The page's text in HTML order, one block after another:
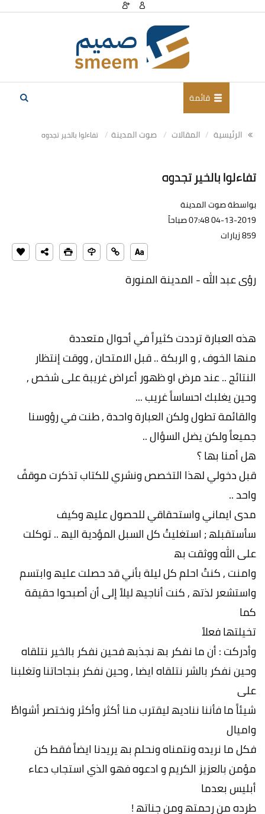
قائمة
الرئيسية المقالات صوت المدينة تفاءلوا بالخیر تجدوه
تفاءلوا بالخیر تجدوه
بواسطة صوت المدينة
04-13-2019 07:48 صباحاً
859 زيارات
رؤى عبد الله - المدينة المنورة
ھذه العبارة ترددت كثیراً في أحوال متعددة
منھا الخوف , و الربكة .. قبل الامتحان , ووقت إنتظار
النتائج .. عند مرض او ظھور أعراض غریبة على شخص ,
وحین یغلبك احساساً غریب ...
والقائمة تطول ولكن العبارة واحدة , طنت في رؤوسنا
جمیعاً ولكن یضل السؤال ..
ھل أمنا بھا ؟
قبل دخولي لھذا التخصص ونشري للكتاب تذكرت موقفً
واحد ..
مدى ایماني واستحقاقي للحصول علیھ وكیف
سأستقبلھ ; استغلیتُ كل السبل المؤدیة الیھ .. توكلت
على الله ووثقت بھ
وامنت , كنتُ احلم كل لیلة بأني قد حصلت علیھ وابتسم
واستشعر لذتھ , كنت أناجیھ لیلاً إلى أن أصبحوا حقیقة
كما
تخیلتھا فعلاً
وأدركت : أن ما نفكر بھ نجذبھ فحین نفكر بالخیر نتلقاه
وحین نفكر بالشر نتلقاه ایضا , وحین نفكر بنجاحاتنا وتغلبنا
على
شیئاً ما فأننا ننادیھ لیقترب منا أكثر وأكثر ونختصر أشواطٌ
وامیال
فكل ما نریده ونتمناه ونحلم بھ یریدنا ایضاً فقط كن
مؤمن بالعزیز الكریم و ادعوه فھو الذي استجاب دعاء
أبلیس بعدما
طرده من رحمتھ ومن جناتھ !